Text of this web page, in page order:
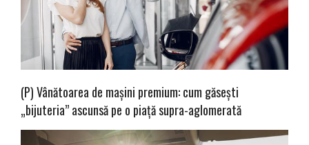
(P) Vânătoarea de mașini premium: cum găsești
„bijuteria” ascunsă pe o piață supra-aglomerată